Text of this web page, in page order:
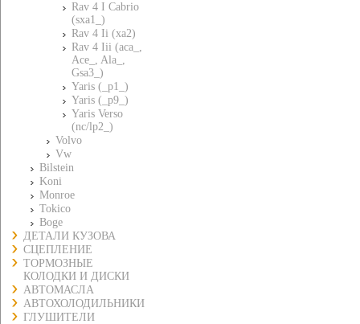
Rav 4 I Cabrio
(sxa1_)
Rav 4 Ii (xa2)
Rav 4 Iii (aca_,
Ace_, Ala_,
Gsa3_)
Yaris (_p1_)
Yaris (_p9_)
Yaris Verso
(nc/lp2_)
Volvo
Vw
Bilstein
Koni
Monroe
Tokico
Boge
ДЕТАЛИ КУЗОВА
СЦЕПЛЕНИЕ
ТОРМОЗНЫЕ
КОЛОДКИ И ДИСКИ
АВТОМАСЛА
АВТОХОЛОДИЛЬНИКИ
ГЛУШИТЕЛИ